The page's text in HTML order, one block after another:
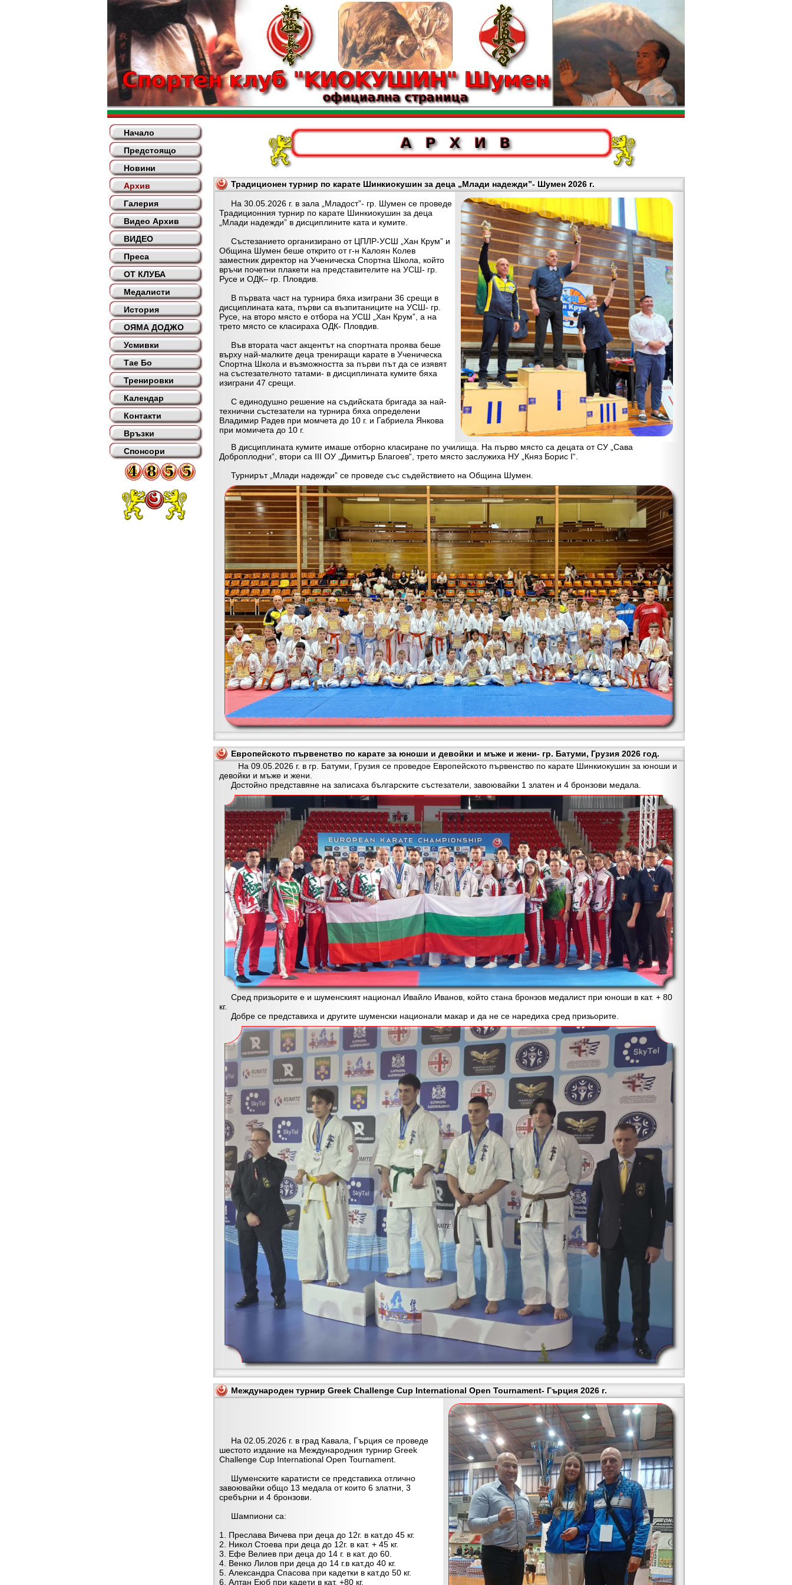
Начало
Предстоящо
Новини
Архив
Галерия
Видео Архив
ВИДЕО
Преса
ОТ КЛУБА
Медалисти
История
ОЯМА ДОДЖО
Усмивки
Тае Бо
Тренировки
Календар
Контакти
Връзки
Спонсори
Традиционен турнир по карате Шинкиокушин за деца „Млади надежди”- Шумен 2026 г.
На 30.05.2026 г. в зала „Младост”- гр. Шумен се проведе
Традиционния турнир по карате Шинкиокушин за деца
„Млади надежди” в дисциплините ката и кумите.
Състезанието организирано от ЦПЛР-УСШ „Хан Крум” и
Община Шумен беше открито от г-н Калоян Колев
заместник директор на Ученическа Спортна Школа, който
връчи почетни плакети на представителите на УСШ- гр.
Русе и ОДК– гр. Пловдив.
В първата част на турнира бяха изиграни 36 срещи в
дисциплината ката, първи са възпитаниците на УСШ- гр.
Русе, на второ място е отбора на УСШ „Хан Крум”, а на
трето място се класираха ОДК- Пловдив.
Във втората част акцентът на спортната проява беше
върху най-малките деца трениращи карате в Ученическа
Спортна Школа и възможността за първи път да се изявят
на състезателното татами- в дисциплината кумите бяха
изиграни 47 срещи.
С единодушно решение на съдийската бригада за най-
технични състезатели на турнира бяха определени
Владимир Радев при момчета до 10 г. и Габриела Янкова
при момичета до 10 г.
В дисциплината кумите имаше отборно класиране по училища. На първо място са децата от СУ „Сава
Доброплодни“, втори са III ОУ „Димитър Благоев“, трето място заслужиха НУ „Княз Борис I“.
Турнирът „Млади надежди” се проведе със съдействието на Община Шумен.
Европейското първенство по карате за юноши и девойки и мъже и жени- гр. Батуми, Грузия 2026 год.
На 09.05.2026 г. в гр. Батуми, Грузия се проведое Европейското първенство по карате Шинкиокушин за юноши и
девойки и мъже и жени.
Достойно представяне на записаха българските състезатели, завоювайки 1 златен и 4 бронзови медала.
Сред призьорите е и шуменският национал Ивайло Иванов, който стана бронзов медалист при юноши в кат. + 80
кг.
Добре се представиха и другите шуменски национали макар и да не се наредиха сред призьорите.
Международен турнир Greek Challenge Cup International Open Tournament- Гърция 2026 г.
На 02.05.2026 г. в град Кавала, Гърция се проведе
шестото издание на Международния турнир Greek
Challenge Cup International Open Tournament.
Шуменските каратисти се представиха отлично
завоювайки общо 13 медала от които 6 златни, 3
сребърни и 4 бронзови.
Шампиони са:
1. Преслава Вичева при деца до 12г. в кат.до 45 кг.
2. Никол Стоева при деца до 12г. в кат. + 45 кг.
3. Ефе Велиев при деца до 14 г. в кат. до 60.
4. Венко Лилов при деца до 14 г.в кат.до 40 кг.
5. Александра Спасова при кадетки в кат.до 50 кг.
6. Алтан Еюб при кадети в кат. +80 кг.